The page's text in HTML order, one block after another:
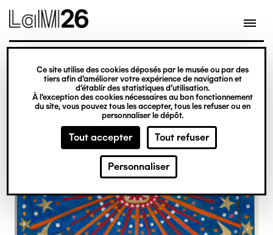
Gestion des cookies
Ce site utilise des cookies déposés par le musée ou par des
tiers afin d’améliorer votre expérience de navigation et
d’établir des statistiques d’utilisation.
À l’exception des cookies nécessaires au bon fonctionnement
du site, vous pouvez tous les accepter, tous les refuser ou en
personnaliser le dépôt.
Tout accepter Tout refuser
Personnaliser
contenu